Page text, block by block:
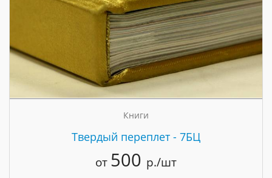
Книги
Твердый переплет - 7БЦ
от 500 р./шт